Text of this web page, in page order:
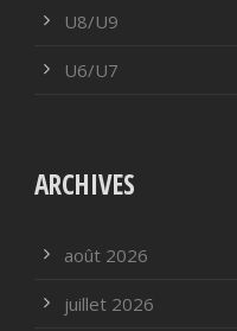
U8/U9
U6/U7
ARCHIVES
août 2026
juillet 2026